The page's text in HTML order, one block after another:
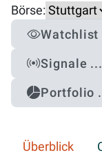
Börse:
Watchlist
Signale ...
Portfolio
Überblick